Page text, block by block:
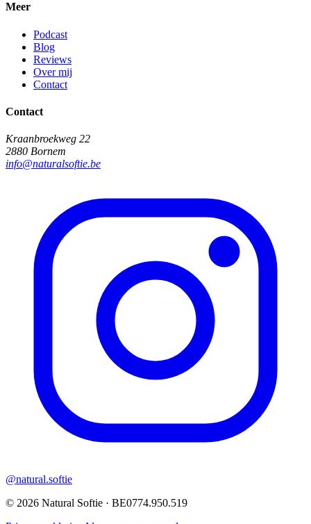
Meer
Podcast
Blog
Reviews
Over mij
Contact
Contact
Kraanbroekweg 22
2880 Bornem
info@naturalsoftie.be
@natural.softie
© 2026 Natural Softie · BE0774.950.519